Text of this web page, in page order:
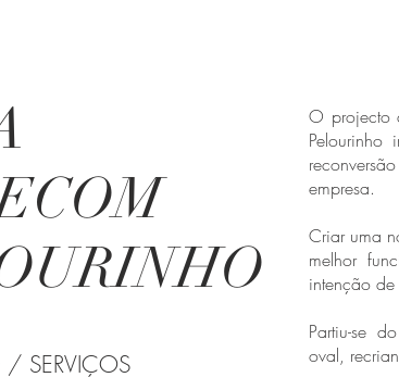
SERVIÇOS
O projecto
Pelourinho
empresa.
Criar uma
melhor
intenção
Partiu-se
oval,